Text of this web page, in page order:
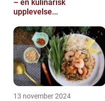
– en kulinarisk
upplevelse...
13 november 2024